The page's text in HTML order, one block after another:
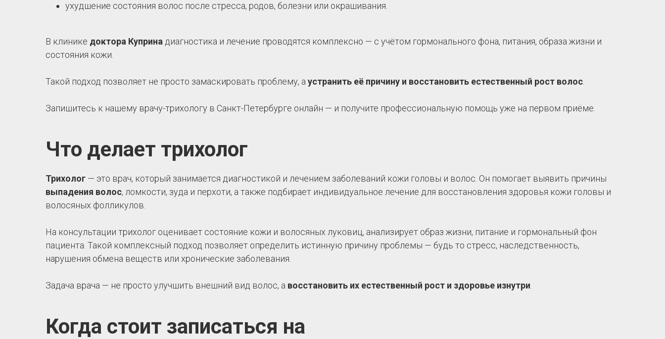
ухудшение состояния волос после стресса, родов, болезни или окрашивания.
В клинике доктора Куприна диагностика и лечение проводятся комплексно — с учётом гормонального фона, питания, образа жизни и
состояния кожи.
Такой подход позволяет не просто замаскировать проблему, а устранить её причину и восстановить естественный рост волос
Запишитесь к нашему врачу-трихологу в Санкт-Петербурге онлайн — и получите профессиональную помощь уже на первом приёме.
Что делает трихолог
Трихолог — это врач, который занимается диагностикой и лечением заболеваний кожи головы и волос. Он помогает выявить причины
выпадения волос, ломкости, зуда и перхоти, а также подбирает индивидуальное лечение для восстановления здоровья кожи головы и
волосяных фолликулов.
На консультации трихолог оценивает состояние кожи и волосяных луковиц, анализирует образ жизни, питание и гормональный фон
пациента. Такой комплексный подход позволяет определить истинную причину проблемы — будь то стресс, наследственность,
нарушения обмена веществ или хронические заболевания.
Задача врача — не просто улучшить внешний вид волос, а восстановить их естественный рост и здоровье изнутри
Когда стоит записаться на